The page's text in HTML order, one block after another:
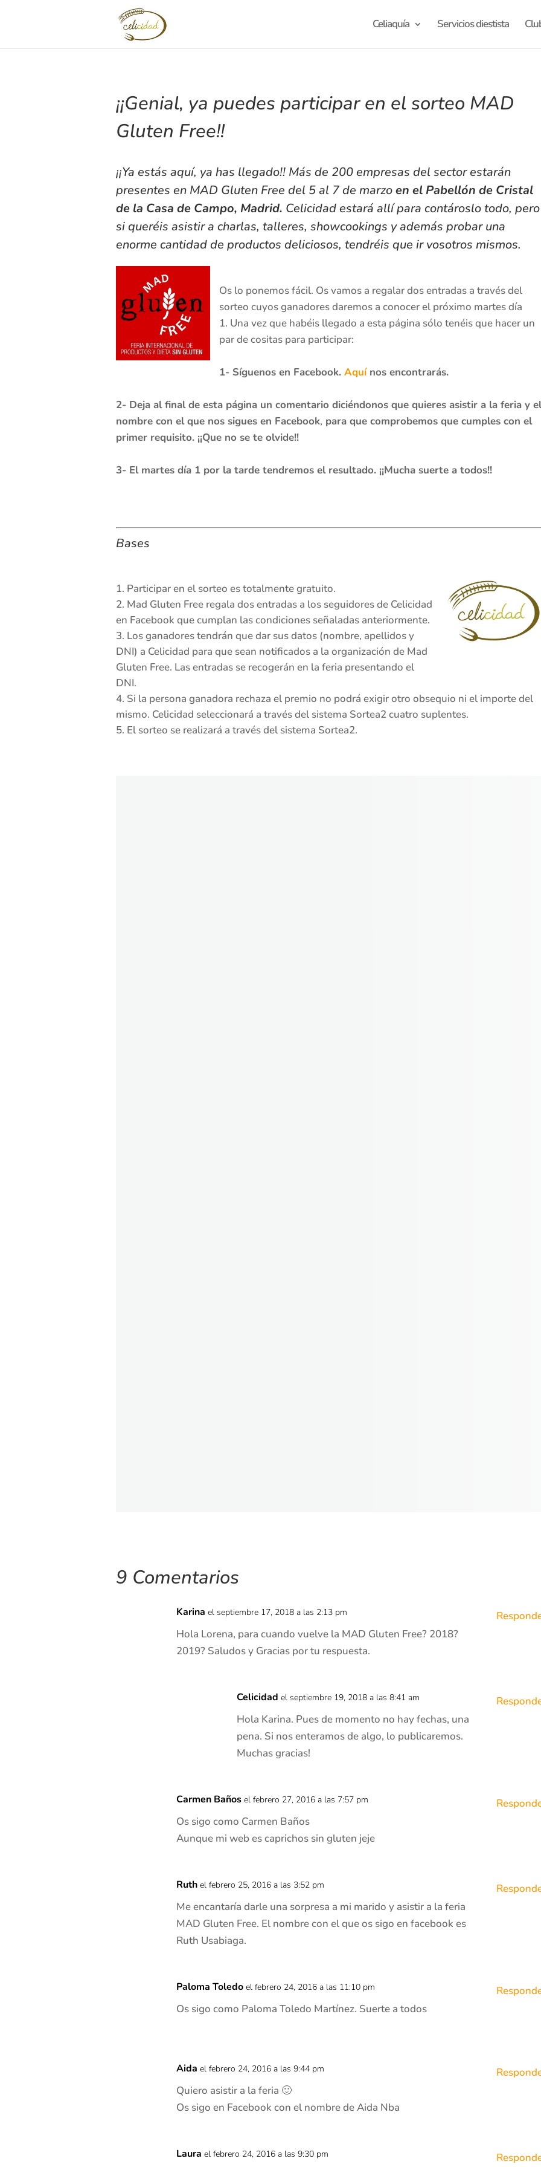
Celiaquía Servicios diestista
¡¡Genial, ya puedes participar en el sorteo MAD
Gluten Free!!
¡¡Ya estás aquí, ya has llegado!! Más de 200 empresas del sector estarán
presentes en MAD Gluten Free del 5 al 7 de marzoen el Pabellón de Cristal
de la Casa de Campo, Madrid. Celicidad estará allí para contároslo todo, pero
si queréis asistir a charlas, talleres, showcookings y además probar una
enorme cantidad de productos deliciosos, tendréis que ir vosotros mismos.
Os lo ponemos fácil. Os vamos a regalar dos entradas a través del
sorteo cuyos ganadores daremos a conocer el próximo martes día
1. Una vez que habéis llegado a esta página sólo tenéis que hacer un
par de cositas para participar:
1- Síguenos en Facebook. Aquínos encontrarás.
2- Deja al final de esta página un comentario diciéndonos que quieres asistir a la feria y el
nombre con el que nos sigues en Facebook, para que comprobemos que cumples con el
primer requisito. ¡¡Que no se te olvide!!
3- El martes día 1 por la tarde tendremos el resultado. ¡¡Mucha suerte a todos!!
Bases
Participar en el sorteo es totalmente gratuito.
Mad Gluten Free regala dos entradas a los seguidores de Celicidad
en Facebook que cumplan las condiciones señaladas anteriormente.
Los ganadores tendrán que dar sus datos (nombre, apellidos y
DNI) a Celicidad para que sean notificados a la organización de Mad
Gluten Free. Las entradas se recogerán en la feria presentando el
DNI.
Si la persona ganadora rechaza el premio no podrá exigir otro obsequio ni el importe del
mismo. Celicidad seleccionará a través del sistema Sortea2 cuatro suplentes.
El sorteo se realizará a través del sistema Sortea2.
9 Comentarios
Karina el septiembre 17, 2018 a las 2:13 pm
Hola Lorena, para cuando vuelve la MAD Gluten Free? 2018?
2019? Saludos y Gracias por tu respuesta.
Celicidad el septiembre 19, 2018 a las 8:41 am
Hola Karina. Pues de momento no hay fechas, una
pena. Si nos enteramos de algo, lo publicaremos.
Muchas gracias!
Carmen Baños el febrero 27, 2016 a las 7:57 pm
Os sigo como Carmen Baños
Aunque mi web es caprichos sin gluten jeje
Ruth el febrero 25, 2016 a las 3:52 pm
Me encantaría darle una sorpresa a mi marido y asistir a la feria
MAD Gluten Free. El nombre con el que os sigo en facebook es
Ruth Usabiaga.
Paloma Toledo el febrero 24, 2016 a las 11:10 pm
Os sigo como Paloma Toledo Martínez. Suerte a todos
Aida el febrero 24, 2016 a las 9:44 pm
Quiero asistir a la feria 🙂
Os sigo en Facebook con el nombre de Aida Nba
Laura el febrero 24, 2016 a las 9:30 pm